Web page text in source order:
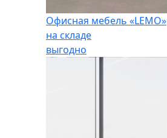
Офисная мебель «LEMO»
на складе
выгодно